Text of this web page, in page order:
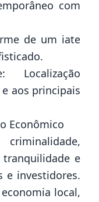
com
de um iate
Localização
aos principais
Econômico
tranquilidade e
e investidores.
local,